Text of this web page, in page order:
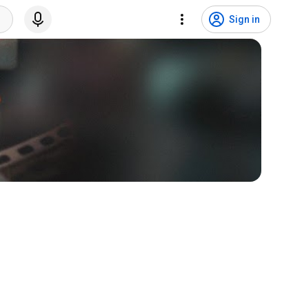
Sign in